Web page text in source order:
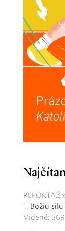
REPORTÁŽ
Božiu
Videné: 369